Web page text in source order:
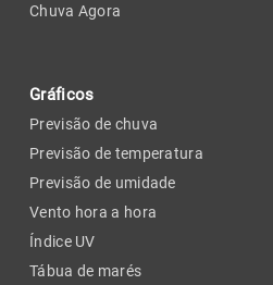
Chuva Agora
Gráficos
Previsão de chuva
Previsão de temperatura
Previsão de umidade
Vento hora a hora
Índice UV
Tábua de marés